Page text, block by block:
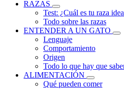
RAZAS
Test: ¿Cuál es tu raza
Todo sobre las razas
ENTENDER A UN GATO
Lenguaje
Comportamiento
Origen
Todo lo que hay que
ALIMENTACIÓN
Qué pueden comer